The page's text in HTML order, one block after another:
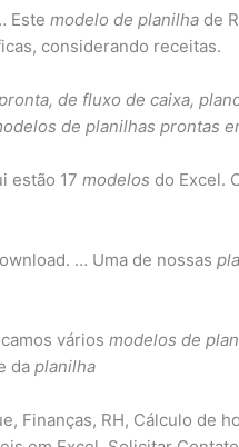
Este modelo de planilha de
considerando receitas.
de fluxo de caixa,
de planilhas prontas
estão 17 modelos do Excel.
… Uma de nossas
vários modelos de
da planilha
Finanças, RH, Cálculo de